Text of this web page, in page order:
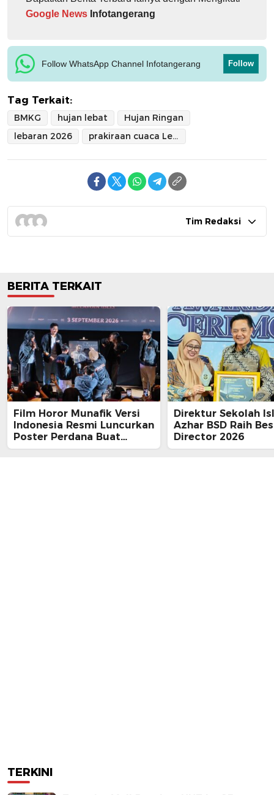
Google News Infotangerang
Follow WhatsApp Channel Infotangerang Follow
Tag Terkait:
BMKG hujan lebat
Hujan Ringan
lebaran 2026
prakiraan cuaca Lebaran
Tim Redaksi
BERITA TERKAIT
Film Horor Munafik Versi
Indonesia Resmi Luncurkan
Poster Perdana Buat
Kesan Spiritual Religi
Direktur Sekolah
Azhar BSD Raih
Director 2026
TERKINI